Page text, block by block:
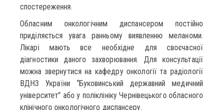
спостереження.
Обласним онкологічним диспансером постійно
приділяється увага ранньому виявленню меланоми.
Лікарі мають все необхідне для своєчасної
діагностики даного захворювання. Для консультації
можна звернутися на кафедру онкології та радіології
ВДНЗ України “Буковинський державний медичний
університет” або у поліклініку Чернівецького обласного
клінічного онкологічного диспансеру.